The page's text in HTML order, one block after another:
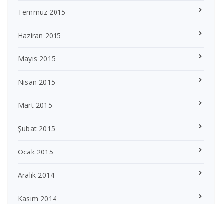
Temmuz 2015
Haziran 2015
Mayıs 2015
Nisan 2015
Mart 2015
Şubat 2015
Ocak 2015
Aralık 2014
Kasım 2014